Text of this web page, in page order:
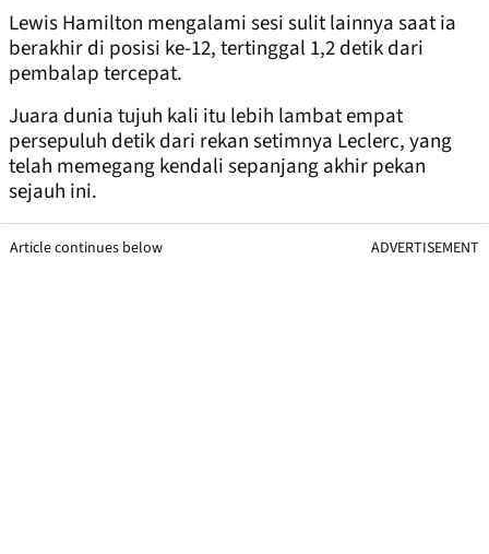
Lewis Hamilton mengalami sesi sulit lainnya saat ia
berakhir di posisi ke-12, tertinggal 1,2 detik dari
pembalap tercepat.
Juara dunia tujuh kali itu lebih lambat empat
persepuluh detik dari rekan setimnya Leclerc, yang
telah memegang kendali sepanjang akhir pekan
sejauh ini.
Article continues below ADVERTISEMENT